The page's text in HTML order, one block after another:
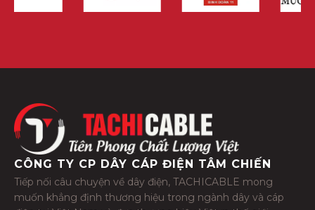
CÔNG TY CP DÂY CÁP ĐIỆN TÂM CHIẾN
Tiếp nối câu chuyện về dây điện, TACHICABLE mong
muốn khẳng định thương hiệu trong ngành dây và cáp